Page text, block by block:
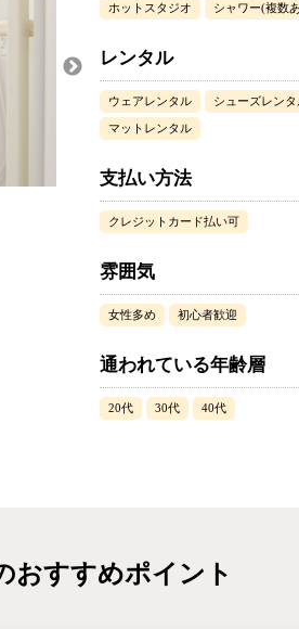
ホットスタジオ シャワー(複数
レンタル
ウェアレンタル シューズレンタ
マットレンタル
支払い方法
クレジットカード払い可
雰囲気
女性多め 初心者歓迎
通われている年齢層
20代 30代 40代
おすすめポイント